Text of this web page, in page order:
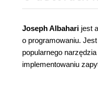
Joseph Albahari jest
o programowaniu.
popularnego
implementowaniu